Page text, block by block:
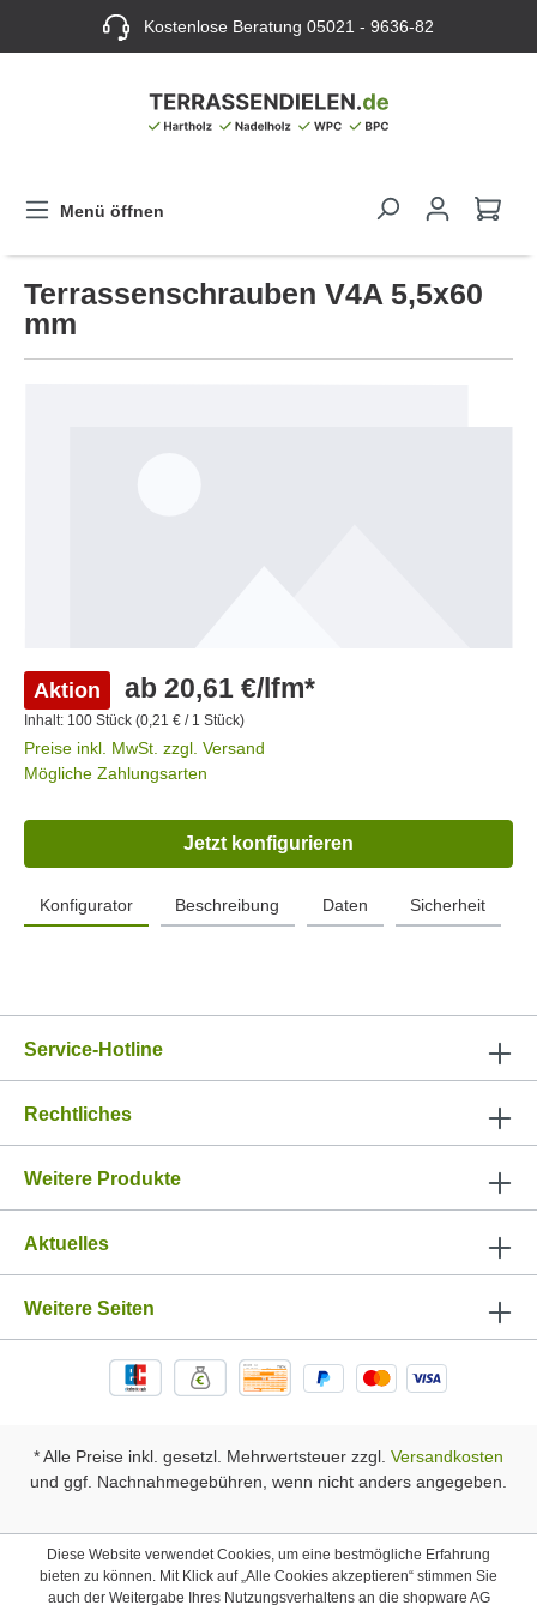
Kostenlose Beratung05021 - 9636-82
Menü öffnen
Terrassenschrauben V4A 5,5x60
mm
Aktion ab 20,61 €/lfm*
Inhalt: 100 Stück (0,21 € / 1 Stück)
Preise inkl. MwSt. zzgl. Versand
Mögliche Zahlungsarten
Jetzt konfigurieren
Konfigurator Beschreibung Daten Sicherheit
Service-Hotline
Rechtliches
Weitere Produkte
Aktuelles
Weitere Seiten
* Alle Preise inkl. gesetzl. Mehrwertsteuer zzgl. Versandkosten
und ggf. Nachnahmegebühren, wenn nicht anders angegeben.
Diese Website verwendet Cookies, um eine bestmögliche Erfahrung
bieten zu können. Mit Klick auf „Alle Cookies akzeptieren“ stimmen Sie
auch der Weitergabe Ihres Nutzungsverhaltens an die shopware AG